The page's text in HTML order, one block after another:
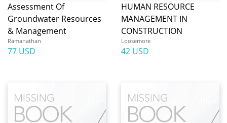
Assessment Of
Groundwater Resources
& Management
Ramanathan
77 USD
HUMAN RESOURCE
MANAGEMENT IN
CONSTRUCTION
Loosemore
42 USD